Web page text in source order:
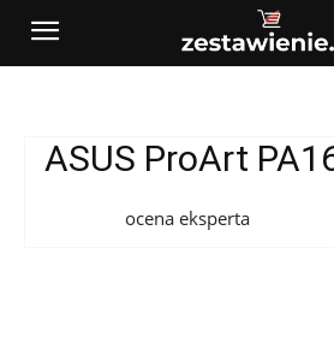
ASUS ProArt
ocena eksperta